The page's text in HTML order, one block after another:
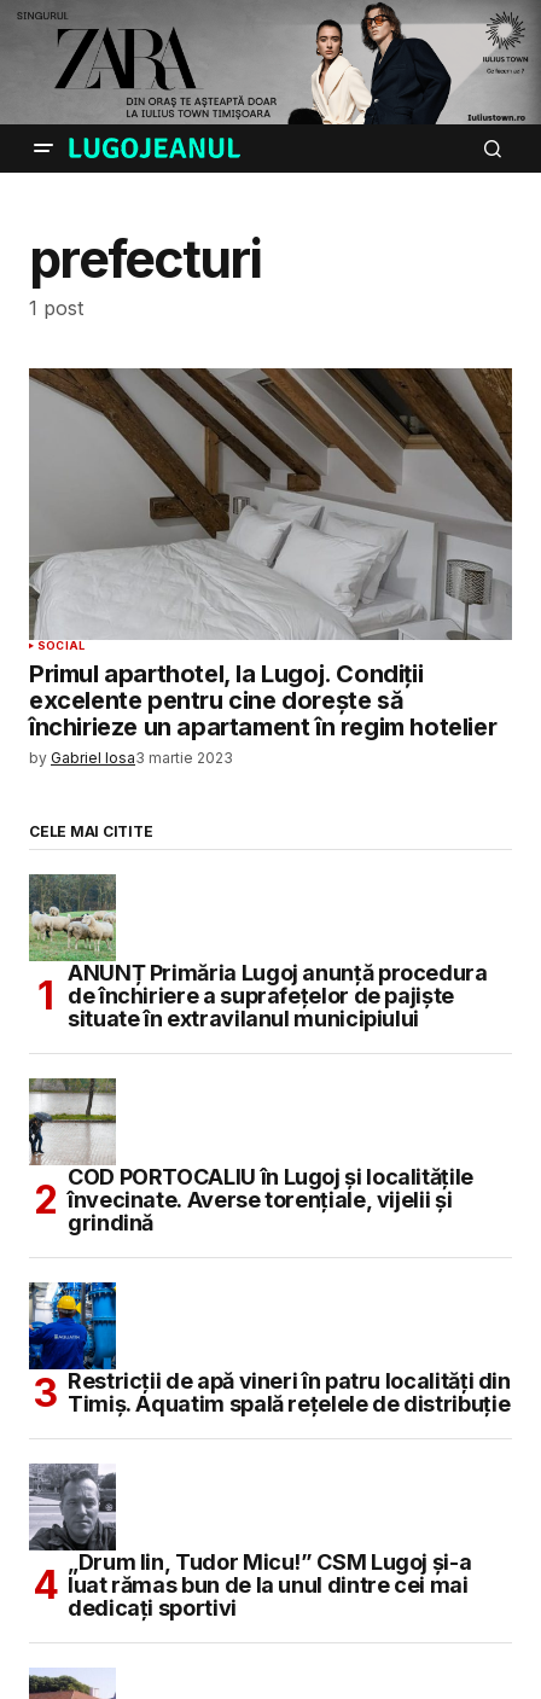
prefecturi
1 post
SOCIAL
Primul aparthotel, la Lugoj. Condiții
excelente pentru cine dorește să
închirieze un apartament în regim hotelier
by Gabriel Iosa3 martie 2023
CELE MAI CITITE
ANUNȚ Primăria Lugoj anunță procedura
de închiriere a suprafețelor de pajiște
situate în extravilanul municipiului
COD PORTOCALIU în Lugoj și localitățile
învecinate. Averse torențiale, vijelii și
grindină
Restricții de apă vineri în patru localități din
Timiș. Aquatim spală rețelele de distribuție
„Drum lin, Tudor Micu!” CSM Lugoj și-a
luat rămas bun de la unul dintre cei mai
dedicați sportivi